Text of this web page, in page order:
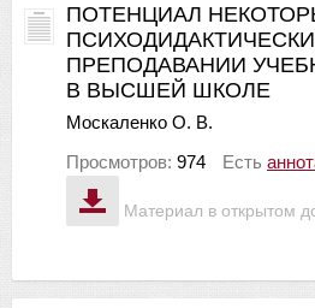
Материал в открытом
ПОТЕНЦИАЛ
ПРЕПОДАВАНИИ
В ВЫСШЕЙ ШКОЛЕ
Москаленко О. В.
Просмотров: 974 Есть